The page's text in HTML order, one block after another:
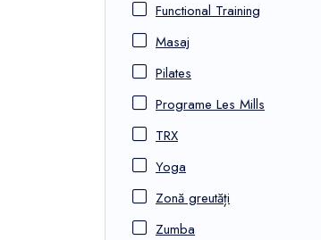
Functional Training
Masaj
Pilates
Programe Les Mills
TRX
Yoga
Zonă greutăți
Zumba